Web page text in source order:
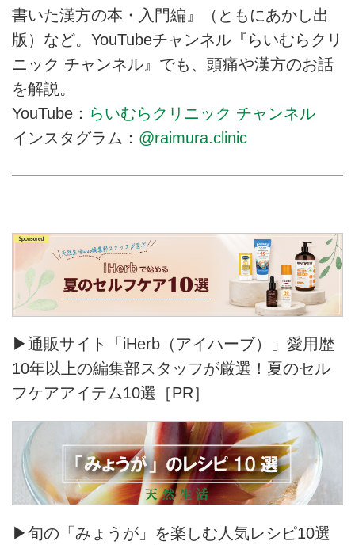
書いた漢方の本・入門編』（ともにあかし出
版）など。YouTubeチャンネル『らいむらクリ
ニック チャンネル』でも、頭痛や漢方のお話
を解説。
YouTube： らいむらクリニック チャンネル
インスタグラム： @raimura.clinic
▶通販サイト「iHerb（アイハーブ）」愛用歴
10年以上の編集部スタッフが厳選！夏のセル
フケアアイテム10選［PR］
▶旬の「みょうが」を楽しむ人気レシピ10選